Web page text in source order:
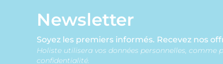
Newsletter
Soyez les premiers informés. Recevez nos
Holiste utilisera vos données personnelles, comme
confidentialité.